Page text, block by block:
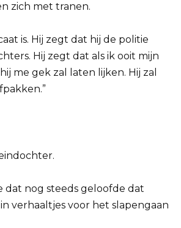
zich met tranen.
is. Hij zegt dat hij de politie
Hij zegt dat als ik ooit mijn
me gek zal laten lijken. Hij zal
dat nog steeds geloofde dat
verhaaltjes voor het slapengaan